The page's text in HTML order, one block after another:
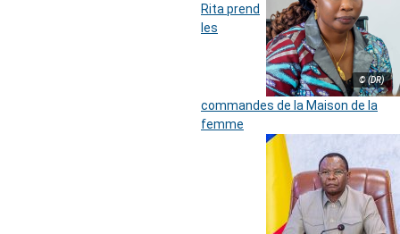
© (DR)
Rita prend
les
commandes de la Maison de la
femme